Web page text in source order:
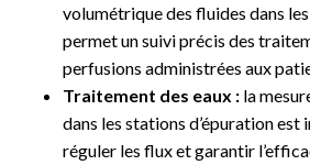
volumétrique des fluides dans
permet un suivi précis des
perfusions administrées aux
Traitement des eaux :la
dans les stations d’épuration est
réguler les flux et garantir